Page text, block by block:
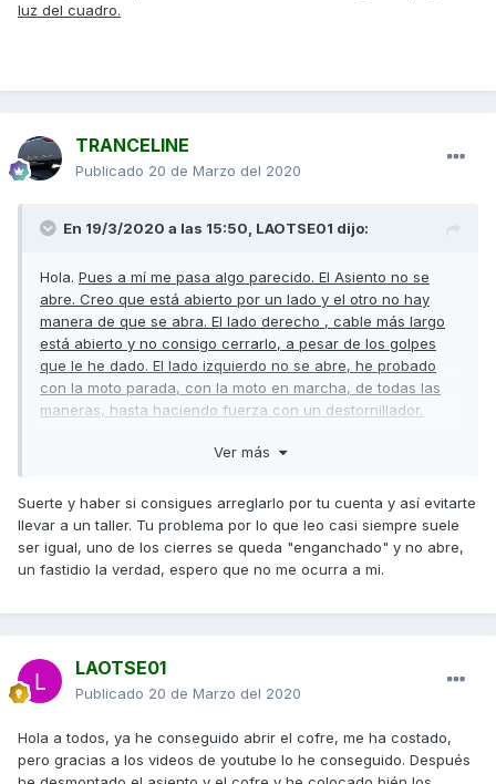
luz del cuadro.
TRANCELINE
Publicado 20 de Marzo del 2020
En 19/3/2020 a las 15:50, LAOTSE01 dijo:
Hola. Pues a mí me pasa algo parecido. El Asiento no se
abre. Creo que está abierto por un lado y el otro no hay
manera de que se abra. El lado derecho , cable más largo
está abierto y no consigo cerrarlo, a pesar de los golpes
que le he dado. El lado izquierdo no se abre, he probado
con la moto parada, con la moto en marcha, de todas las
maneras, hasta haciendo fuerza con un destornillador.
Voy a probar algo que he visto ahora en you tube, a ver
he conseguido apagar la luz del cuadro.
Ver más
Suerte y haber si consigues arreglarlo por tu cuenta y así evitarte
llevar a un taller. Tu problema por lo que leo casi siempre suele
ser igual, uno de los cierres se queda "enganchado" y no abre,
un fastidio la verdad, espero que no me ocurra a mi.
LAOTSE01
Publicado 20 de Marzo del 2020
Hola a todos, ya he conseguido abrir el cofre, me ha costado,
pero gracias a los videos de youtube lo he conseguido. Después